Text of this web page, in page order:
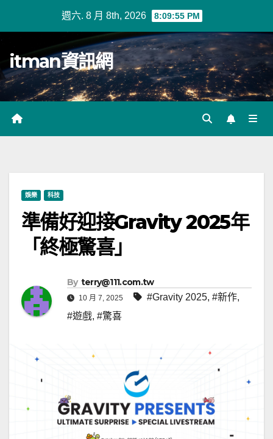
週六. 8 月 8th, 2026 8:09:56 PM
itman資訊網
娛樂 科技
準備好迎接Gravity 2025年
「終極驚喜」
By terry@111.com.tw
10 月 7, 2025 #Gravity 2025, #新作,
#遊戲, #驚喜